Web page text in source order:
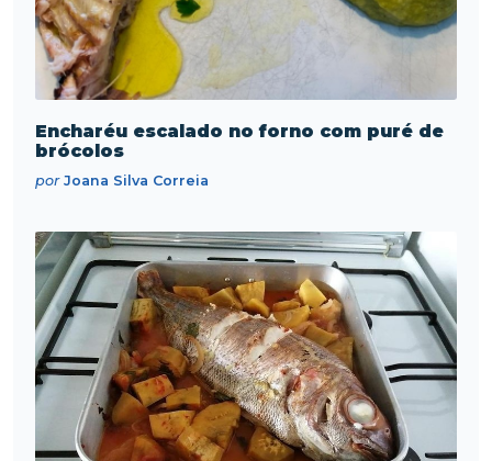
Encharéu escalado no forno com puré de
brócolos
porJoana Silva Correia